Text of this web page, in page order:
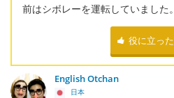
前はシボレーを運転していました。
役に立った
English Otchan
日本